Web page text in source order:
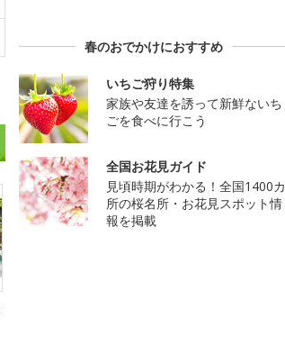
春のおでかけにおすすめ
いちご狩り特集
家族や友達を誘って新鮮ないち
ごを食べに行こう
全国お花見ガイド
見頃時期がわかる！全国1400カ
所の桜名所・お花見スポット情
報を掲載